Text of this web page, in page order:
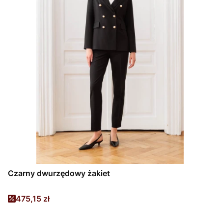
Czarny dwurzędowy żakiet
Cena promocyjna
475,15 zł